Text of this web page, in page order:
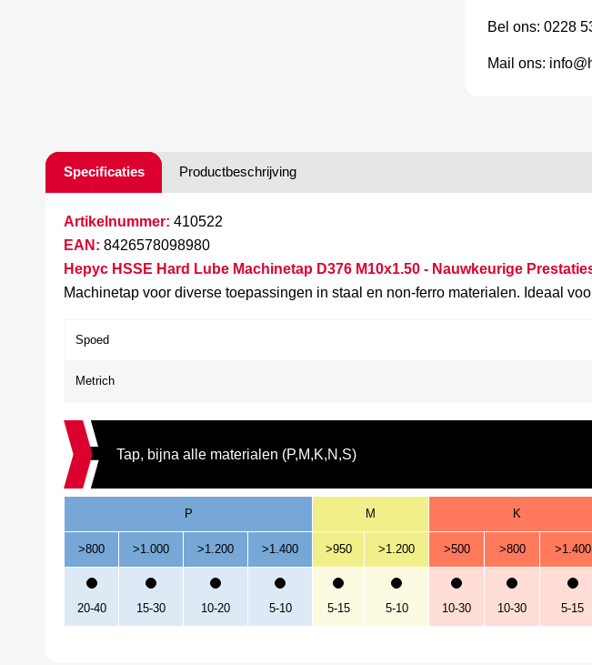
Bel ons: 0228
Mail ons:
Specificaties Productbeschrijving
Artikelnummer: 410522
EAN: 8426578098980
Hepyc HSSE Hard Lube Machinetap D376 M10x1.50 - Nauwkeurige
Machinetap voor diverse toepassingen in staal en non-ferro materialen. Ideaal
Spoed
Metrich
Tap, bijna alle materialen (P,M,K,N,S)
P M K
>800 >1.000 >1.200 >1.400 >950 >1.200 >500 >800 >1.400
20-40 15-30 10-20 5-10 5-15 5-10 10-30 10-30 5-15